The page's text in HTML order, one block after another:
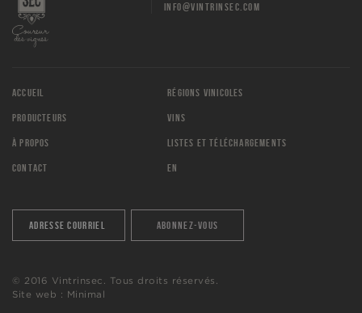
INFO@VINTRINSEC.COM
ACCUEIL RÉGIONS VINICOLES
PRODUCTEURS VINS
À PROPOS LISTES ET TÉLÉCHARGEMENTS
CONTACT EN
© 2016 Vintrinsec. Tous droits réservés.
Site web : Minimal